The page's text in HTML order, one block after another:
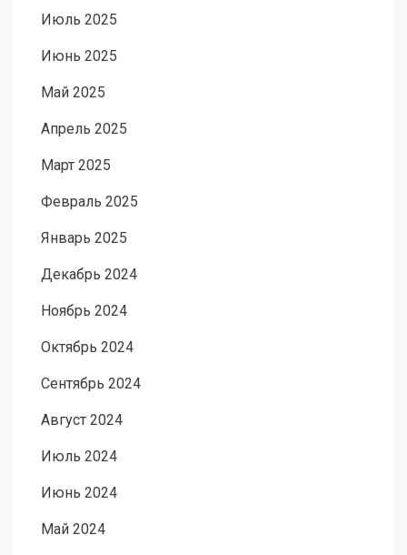
Июль 2025
Июнь 2025
Май 2025
Апрель 2025
Март 2025
Февраль 2025
Январь 2025
Декабрь 2024
Ноябрь 2024
Октябрь 2024
Сентябрь 2024
Август 2024
Июль 2024
Июнь 2024
Май 2024